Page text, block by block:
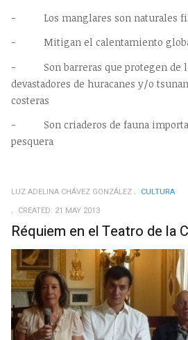
- Los manglares son naturales
- Mitigan el calentamiento
- Son barreras que protegen de
devastadores de huracanes y/o
costeras
- Son criaderos de fauna
pesquera
LUZ ADELINA CHÁVEZ GONZÁLEZ
CULTURA
CREATED: 21 MAY 2013
Réquiem en el Teatro de la